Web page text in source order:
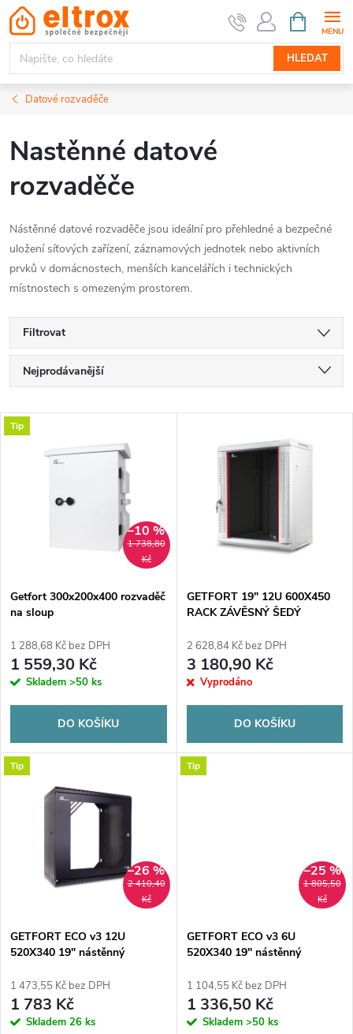
Přejít
na
obsah
HLEDAT
NÁKUPNÍ
KOŠÍK
Datové rozvaděče
Nastěnné datové
rozvaděče
Nástěnné datové rozvaděče jsou ideální pro přehledné a bezpečné
uložení síťových zařízení, záznamových jednotek nebo aktivních
prvků v domácnostech, menších kancelářích i technických
místnostech s omezeným prostorem.
Filtrovat
Ř
a
p
r
o
u
Nejprodávanější
Nejdražší
Abecedně
V
s
p
r
o
d
u
Tip
1 738,80
Kč
–10 %
Getfort 300x200x400 rozvaděč
na sloup
1 288,68 Kč bez DPH
1 559,30 Kč
Skladem >50 ks
DO KOŠÍKU
GETFORT 19" 12U 600X450
RACK ZÁVĚSNÝ ŠEDÝ
2 628,84 Kč bez DPH
3 180,90 Kč
Vyprodáno
DO KOŠÍKU
Tip
2 410,40
Kč
–26 %
GETFORT ECO v3 12U
520X340 19" nástěnný
1 473,55 Kč bez DPH
1 783 Kč
Skladem 26 ks
Tip
1 805,50
Kč
–25 %
GETFORT ECO v3 6U
520X340 19" nástěnný
1 104,55 Kč bez DPH
1 336,50 Kč
Skladem >50 ks